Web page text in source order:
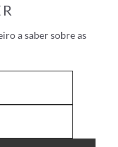
a saber sobre as